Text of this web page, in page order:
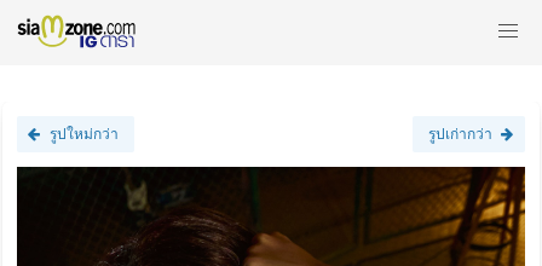
รูปใหม่กว่า รูปเก่ากว่า